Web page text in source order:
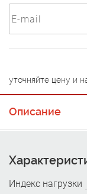
уточняйте цену и
Описание
Индекс нагрузки